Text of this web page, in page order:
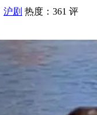
沪剧 热度：361 评